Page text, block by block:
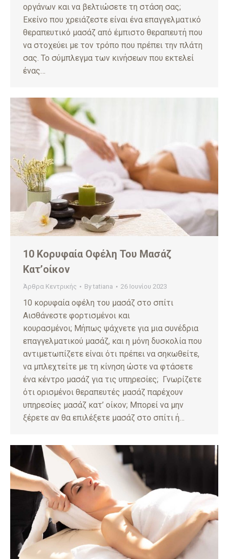
οργάνων και να βελτιώσετε τη στάση σας;
Εκείνο που χρειάζεστε είναι ένα επαγγελματικό
θεραπευτικό μασάζ από έμπιστο θεραπευτή που
να στοχεύει με τον τρόπο που πρέπει την πλάτη
σας. Το σύμπλεγμα των κινήσεων που εκτελεί
ένας…
10 Κορυφαία Οφέλη Του Μασάζ
Κατ’οίκον
Άρθρα Κεντρικής Bytatiana 26 Ιουνίου 2023
10 κορυφαία οφέλη του μασάζ στο σπίτι
Αισθάνεστε φορτισμένοι και
κουρασμένοι; Μήπως ψάχνετε για μια συνέδρια
επαγγελματικού μασάζ, και η μόνη δυσκολία που
αντιμετωπίζετε είναι ότι πρέπει να σηκωθείτε,
να μπλεχτείτε με τη κίνηση ώστε να φτάσετε
ένα κέντρο μασάζ για τις υπηρεσίες; Γνωρίζετε
ότι ορισμένοι θεραπευτές μασάζ παρέχουν
υπηρεσίες μασάζ κατ’ οίκον; Μπορεί να μην
ξέρετε αν θα επιλέξετε μασάζ στο σπίτι ή…